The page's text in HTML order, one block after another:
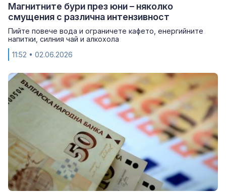
Магнитните бури през юни – няколко
смущения с различна интензивност
Пийте повече вода и ограничете кафето, енергийните
напитки, силния чай и алкохола
11:52 • 02.06.2026